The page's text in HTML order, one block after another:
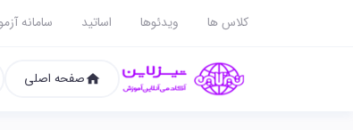
کلاس ها ویدئوها اساتید سامانه
صفحه اصلی